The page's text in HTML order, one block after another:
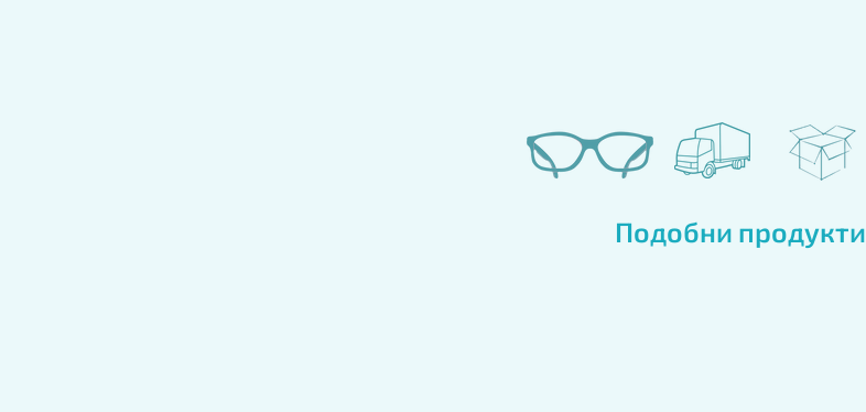
Подобни продукти